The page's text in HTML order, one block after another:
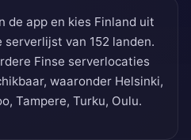
de app en kies Finland uit
serverlijst van 152 landen.
Finse serverlocaties
waaronder Helsinki,
Tampere, Turku, Oulu.